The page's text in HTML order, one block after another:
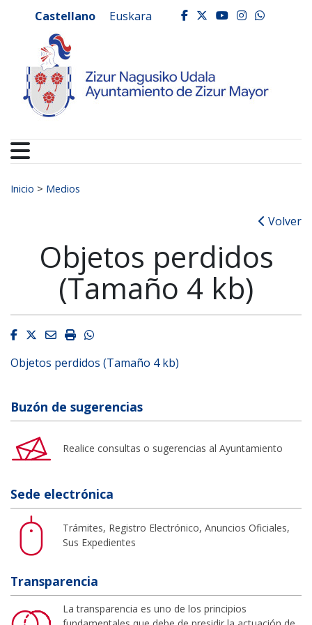
Ayuntamiento de
Castellano Euskara facebook
twitter
youtube
Buscar:
Inicio > Medios
Volver
Objetos perdidos
(Tamaño 4 kb)
Facebook
Twitter
EmailImprimirWhatsapp
Objetos perdidos (Tamaño 4 kb)
Buzón de sugerencias
Realice consultas o sugerencias al Ayuntamiento
Sede electrónica
Trámites, Registro Electrónico, Anuncios Oficiales,
Sus Expedientes
Transparencia
La transparencia es uno de los principios